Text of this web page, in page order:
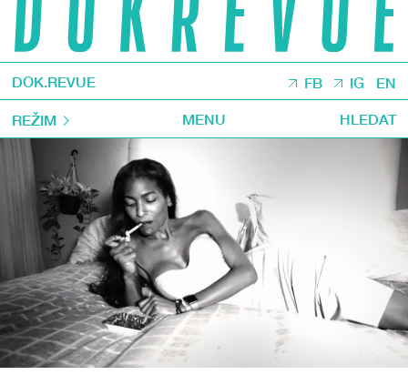
DOK.REVUE FB IG EN
REŽIM MENU HLEDAT